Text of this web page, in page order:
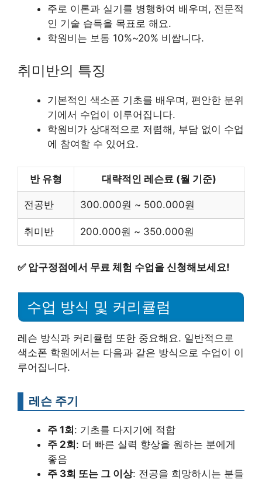
주로 이론과 실기를 병행하여 배우며, 전문적
인 기술 습득을 목표로 해요.
학원비는 보통 10%~20% 비쌉니다.
취미반의 특징
기본적인 색소폰 기초를 배우며, 편안한 분위
기에서 수업이 이루어집니다.
학원비가 상대적으로 저렴해, 부담 없이 수업
에 참여할 수 있어요.
반 유형 대략적인 레슨료 (월 기준)
전공반 300.000원 ~ 500.000원
취미반 200.000원 ~ 350.000원
✅ 압구정점에서 무료 체험 수업을 신청해보세요!
수업 방식 및 커리큘럼
레슨 방식과 커리큘럼 또한 중요해요. 일반적으로
색소폰 학원에서는 다음과 같은 방식으로 수업이 이
루어집니다.
레슨 주기
주 1회: 기초를 다지기에 적합
주 2회: 더 빠른 실력 향상을 원하는 분에게
좋음
주 3회 또는 그 이상: 전공을 희망하시는 분들